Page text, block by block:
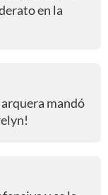
en la
mandó